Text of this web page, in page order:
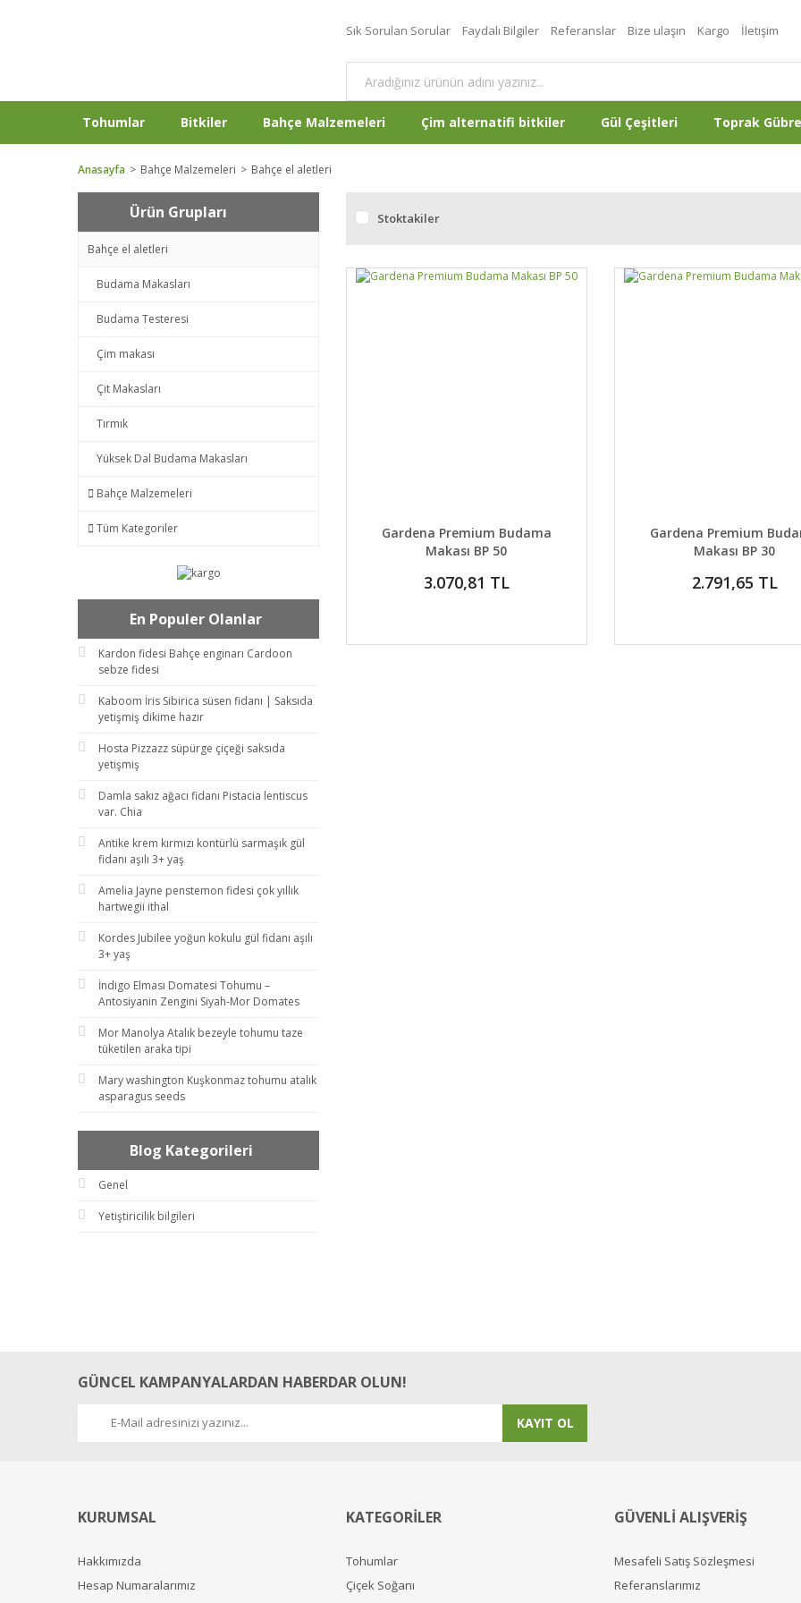
Sık Sorulan Sorular Faydalı Bilgiler Referanslar Bize ulaşın Kargo İletişim
Tohumlar Bitkiler Bahçe Malzemeleri Çim alternatifi bitkiler Gül Çeşitleri Toprak Gübre
Anasayfa Bahçe Malzemeleri Bahçe el aletleri
Ürün Grupları
Bahçe el aletleri
Budama Makasları
Budama Testeresi
Çim makası
Çit Makasları
Tırmık
Yüksek Dal Budama Makasları
Bahçe Malzemeleri
Tüm Kategoriler
En Populer Olanlar
Kardon fidesi Bahçe enginarı Cardoon
sebze fidesi
Kaboom İris Sibirica süsen fidanı | Saksıda
yetişmiş dikime hazır
Hosta Pizzazz süpürge çiçeği saksıda
yetişmiş
Damla sakız ağacı fidanı Pistacia lentiscus
var. Chia
Antike krem kırmızı kontürlü sarmaşık gül
fidanı aşılı 3+ yaş
Amelia Jayne penstemon fidesi çok yıllık
hartwegii ithal
Kordes Jubilee yoğun kokulu gül fidanı aşılı
3+ yaş
İndigo Elması Domatesi Tohumu –
Antosiyanin Zengini Siyah-Mor Domates
Mor Manolya Atalık bezeyle tohumu taze
tüketilen araka tipi
Mary washington Kuşkonmaz tohumu atalık
asparagus seeds
Blog Kategorileri
Genel
Yetiştiricilik bilgileri
Stoktakiler
DETAYLAR GELİNCE HABER VER
Gardena Premium Budama
Makası BP 50
3.070,81 TL
DETAYLAR GELİNCE
Gardena Premium
Makası BP 30
2.791,65 TL
GÜNCEL KAMPANYALARDAN HABERDAR OLUN!
KAYIT OL
KURUMSAL
Hakkımızda
Hesap Numaralarımız
KATEGORİLER
Tohumlar
Çiçek Soğanı
GÜVENLİ ALIŞVERİŞ
Mesafeli Satış Sözleşmesi
Referanslarımız